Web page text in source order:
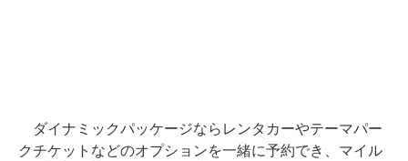
ダイナミックパッケージならレンタカーやテーマパー
クチケットなどのオプションを一緒に予約でき、マイル